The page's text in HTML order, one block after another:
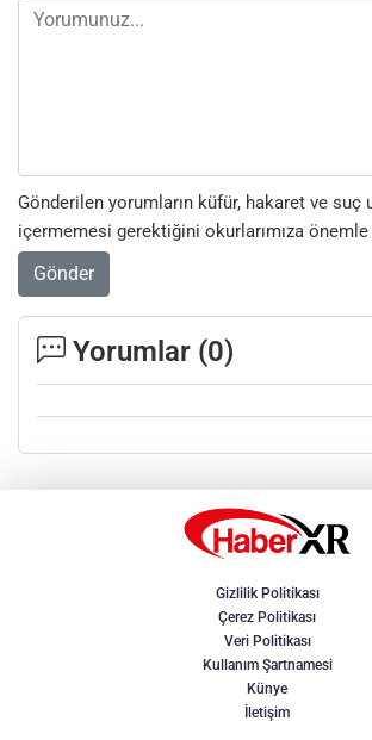
Gönderilen yorumların küfür, hakaret ve suç
içermemesi gerektiğini okurlarımıza önemle
Gönder
Yorumlar (0)
Gizlilik Politikası
Çerez Politikası
Veri Politikası
Kullanım Şartnamesi
Künye
İletişim